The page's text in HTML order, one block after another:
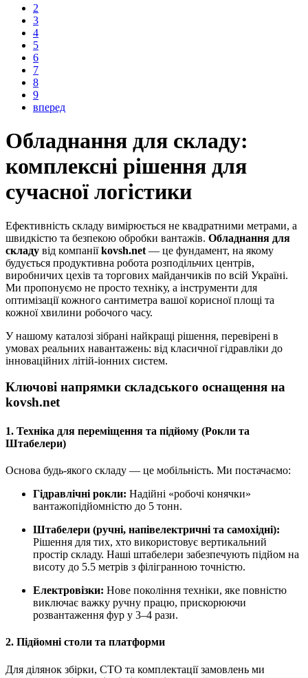
2
3
4
5
6
7
8
9
вперед
Обладнання для складу:
комплексні рішення для
сучасної логістики
Ефективність складу вимірюється не квадратними метрами, а
швидкістю та безпекою обробки вантажів. Обладнання для
складу від компаніїkovsh.net — це фундамент, на якому
будується продуктивна робота розподільчих центрів,
виробничих цехів та торгових майданчиків по всій Україні.
Ми пропонуємо не просто техніку, а інструменти для
оптимізації кожного сантиметра вашої корисної площі та
кожної хвилини робочого часу.
У нашому каталозі зібрані найкращі рішення, перевірені в
умовах реальних навантажень: від класичної гідравліки до
інноваційних літій-іонних систем.
Ключові напрямки складського оснащення на
kovsh.net
1. Техніка для переміщення та підйому (Рокли та
Штабелери)
Основа будь-якого складу — це мобільність. Ми постачаємо:
Гідравлічні рокли: Надійні «робочі конячки»
вантажопідйомністю до 5 тонн.
Штабелери (ручні, напівелектричні та самохідні):
Рішення для тих, хто використовує вертикальний
простір складу. Наші штабелери забезпечують підйом на
висоту до 5.5 метрів з філігранною точністю.
Електровізки: Нове покоління техніки, яке повністю
виключає важку ручну працю, прискорюючи
розвантаження фур у 3–4 рази.
2. Підйомні столи та платформи
Для ділянок збірки, СТО та комплектації замовлень ми